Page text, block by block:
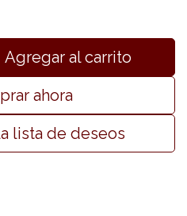
Agregar al carrito
ahora
lista de deseos